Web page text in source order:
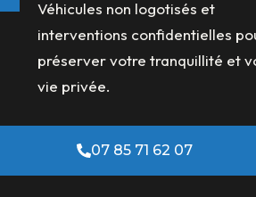
Véhicules non logotisés et
interventions confidentielles
préserver votre tranquillité et
vie privée.
07 85 71 62 07